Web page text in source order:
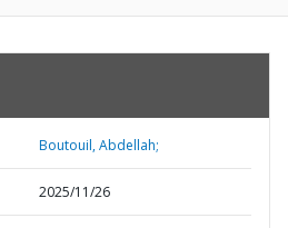
Boutouil, Abdellah;
2025/11/26